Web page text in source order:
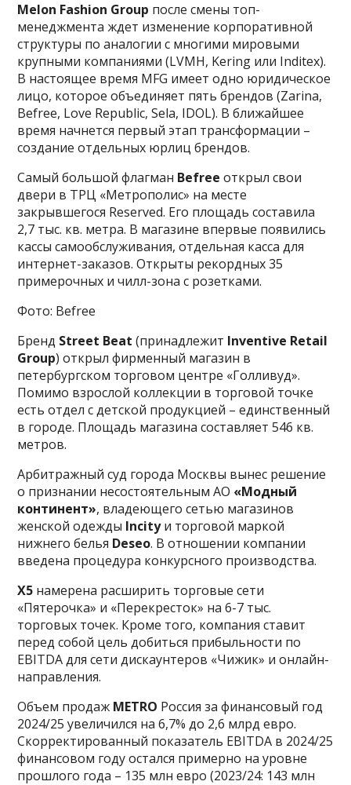
Melon Fashion Group после смены топ-
менеджмента ждет изменение корпоративной
структуры по аналогии с многими мировыми
крупными компаниями (LVMH, Kering или Inditex).
В настоящее время MFG имеет одно юридическое
лицо, которое объединяет пять брендов (Zarina,
Befree, Love Republic, Sela, IDOL). В ближайшее
время начнется первый этап трансформации –
создание отдельных юрлиц брендов.
Самый большой флагман Befreeоткрыл свои
двери в ТРЦ «Метрополис» на месте
закрывшегося Reserved. Его площадь составила
2,7 тыс. кв. метра. В магазине впервые появились
кассы самообслуживания, отдельная касса для
интернет-заказов. Открыты рекордных 35
примерочных и чилл-зона c розетками.
Фото: Befree
Бренд Street Beat (принадлежит Inventive Retail
Group) открыл фирменный магазин в
петербургском торговом центре «Голливуд».
Помимо взрослой коллекции в торговой точке
есть отдел с детской продукцией – единственный
в городе. Площадь магазина составляет 546 кв.
метров.
Арбитражный суд города Москвы вынес решение
о признании несостоятельным АО «Модный
континент», владеющего сетью магазинов
женской одежды Incityи торговой маркой
нижнего белья Deseo. В отношении компании
введена процедура конкурсного производства.
X5 намерена расширить торговые сети
«Пятерочка» и «Перекресток» на 6-7 тыс.
торговых точек. Кроме того, компания ставит
перед собой цель добиться прибыльности по
EBITDA для сети дискаунтеров «Чижик» и онлайн-
направления.
Объем продаж METRO Россия за финансовый год
2024/25 увеличился на 6,7% до 2,6 млрд евро.
Скорректированный показатель EBITDA в 2024/25
финансовом году остался примерно на уровне
прошлого года – 135 млн евро (2023/24: 143 млн